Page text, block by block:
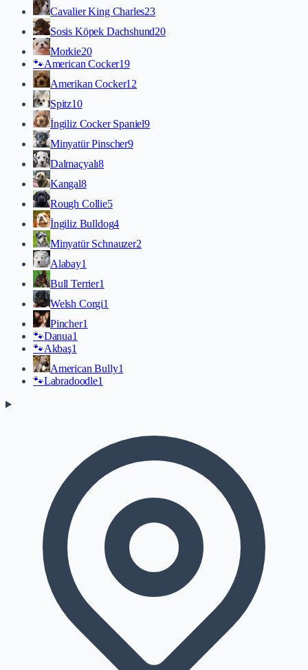
Cavalier King Charles23
Sosis Köpek Dachshund20
Morkie20
🐾American Cocker19
Amerikan Cocker12
Spitz10
İngiliz Cocker Spaniel9
Minyatür Pinscher9
Dalmaçyalı8
Kangal8
Rough Collie5
İngiliz Bulldog4
Minyatür Schnauzer2
Alabay1
Bull Terrier1
Welsh Corgi1
Pincher1
🐾Danua1
🐾Akbaş1
American Bully1
🐾Labradoodle1